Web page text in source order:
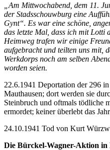
„Am Mittwochabend, dem 11.
der Stadsschouwburg eine
Gynt“. Es war eine schöne,
das letzte Mal, dass ich mit Lotti
Heimweg trafen wir einige
aufgebracht und teilten uns mit,
Werkdorps noch am selben
worden seien.
22.6.1941 Deportation der 296
Mauthausen; dort werden sie
Steinbruch und oftmals tödliche
ermordet; keiner überlebt das
24.10.1941 Tod von Kurt
Die Bürckel-Wagner-Aktion in